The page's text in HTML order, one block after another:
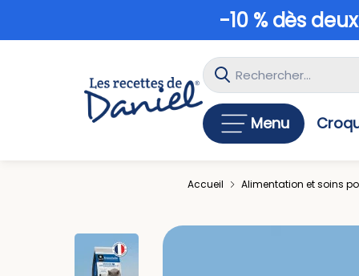
-10 % dès
Menu
Accueil Alimentation et soins